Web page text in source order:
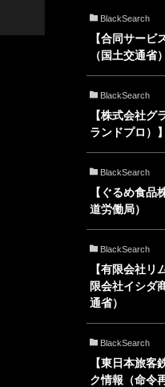
BlackSearch
【合同サービ
（国土交通省）
BlackSearch
【株式会社グ
ランドプロ）
BlackSearch
【ぐるめ食品
道労働局）
BlackSearch
【有限会社リ
限会社イシダ
通省）
BlackSearch
【東日本旅客
ク情報（命令